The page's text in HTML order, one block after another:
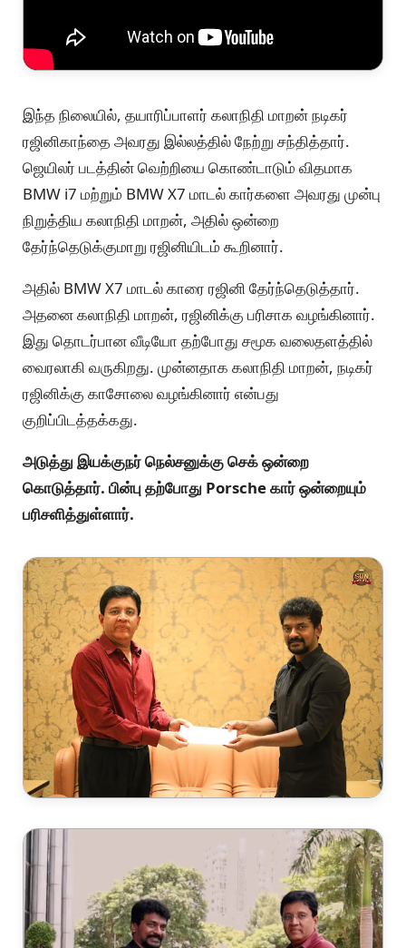
இந்த நிலையில், தயாரிப்பாளர் கலாநிதி மாறன் நடிகர்
ரஜினிகாந்தை அவரது இல்லத்தில் நேற்று சந்தித்தார்.
ஜெயிலர் படத்தின் வெற்றியை கொண்டாடும் விதமாக
BMW i7 மற்றும் BMW X7 மாடல் கார்களை அவரது முன்பு
நிறுத்திய கலாநிதி மாறன், அதில் ஒன்றை
தேர்ந்தெடுக்குமாறு ரஜினியிடம் கூறினார்.
அதில் BMW X7 மாடல் காரை ரஜினி தேர்ந்தெடுத்தார்.
அதனை கலாநிதி மாறன், ரஜினிக்கு பரிசாக வழங்கினார்.
இது தொடர்பான வீடியோ தற்போது சமூக வலைதளத்தில்
வைரலாகி வருகிறது. முன்னதாக கலாநிதி மாறன், நடிகர்
ரஜினிக்கு காசோலை வழங்கினார் என்பது
குறிப்பிடத்தக்கது.
அடுத்து இயக்குநர் நெல்சனுக்கு செக் ஒன்றை
கொடுத்தார். பின்பு தற்போது Porsche கார் ஒன்றையும்
பரிசளித்துள்ளார்.